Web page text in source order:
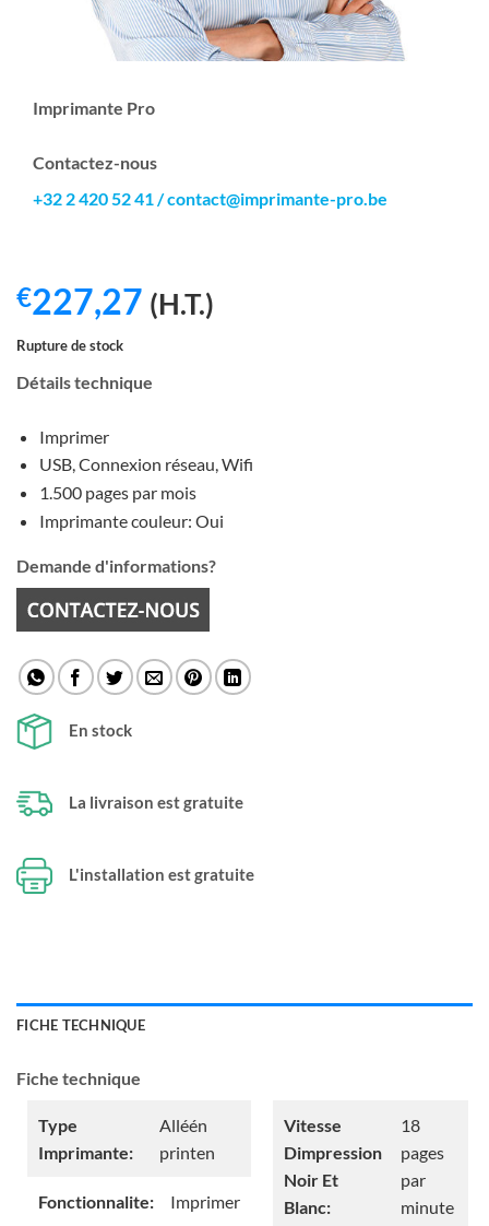
Imprimante Pro
Contactez-nous
+32 2 420 52 41/contact@imprimante-pro.be
€227,27 (H.T.)
Rupture de stock
Détails technique
Imprimer
USB, Connexion réseau, Wifi
1.500 pages par mois
Imprimante couleur: Oui
Demande d'informations?
En stock
La livraison est gratuite
L'installation est gratuite
FICHE TECHNIQUE
Fiche technique
Type
Imprimante:
Alléén
printen
Fonctionnalite: Imprimer
Vitesse
Dimpression
Noir Et
Blanc:
18
pages
par
minute